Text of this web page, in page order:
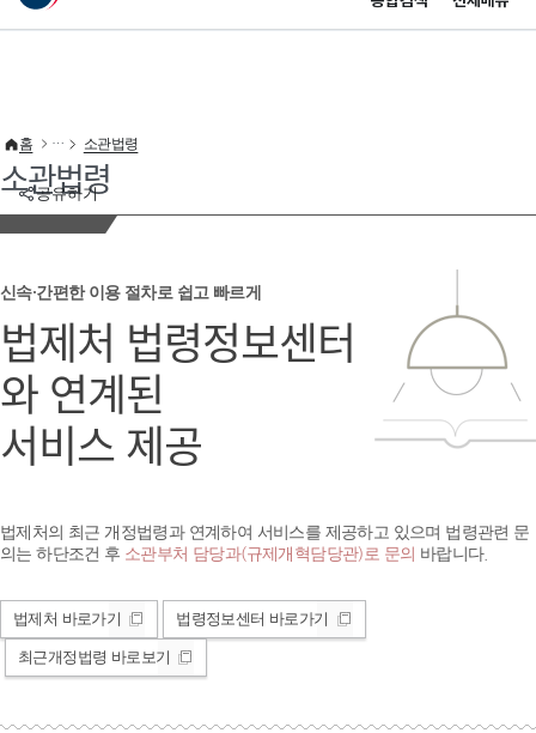
이 누리집은 대한민국 공식 전자정부 누리집입니다.
공유하기
홈 소관법령
소관법령
신속·간편한 이용 절차로 쉽고 빠르게
법제처 법령정보센터
와 연계된
서비스 제공
법제처의 최근 개정법령과 연계하여 서비스를 제공하고 있으며 법령관련 문
의는 하단조건 후 소관부처 담당과(규제개혁담당관)로 문의 바랍니다.
법제처 바로가기 법령정보센터 바로가기
최근개정법령 바로보기